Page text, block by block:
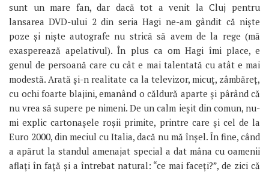
sunt un mare fan, dar dacă tot a venit la Cluj pentru
lansarea DVD-ului 2 din seria Hagi ne-am gândit că niște
poze și niște autografe nu strică să avem de la rege (mă
exasperează apelativul). În plus ca om Hagi îmi place, e
genul de persoană care cu cât e mai talentată cu atât e mai
modestă. Arată și-n realitate ca la televizor, micuț, zâmbăreț,
cu ochi foarte blajini, emanând o căldură aparte și pârând că
nu vrea să supere pe nimeni. De un calm ieșit din comun, nu-
mi explic cartonașele roșii primite, printre care și cel de la
Euro 2000, din meciul cu Italia, dacă nu mă înșel. În fine, când
a apărut la standul amenajat special a dat mâna cu oamenii
aflați în față și a întrebat natural: “ce mai faceți?”, de zici că